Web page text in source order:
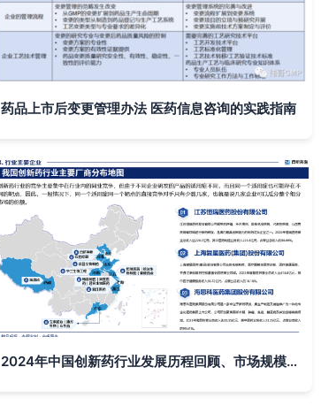
药品上市后变更管理办法 医药信息咨询的实践指南
2024年中国创新药行业发展历程回顾、市场规模及未来前景分析报告